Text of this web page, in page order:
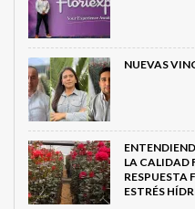
NUEVAS
LA CALIDAD
RESPUESTA
ESTRÉS